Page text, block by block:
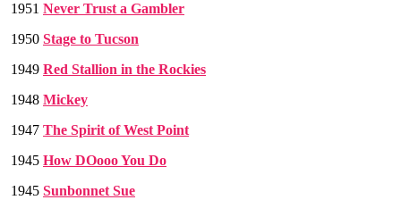
1951 Never Trust a Gambler
1950 Stage to Tucson
1949 Red Stallion in the Rockies
1948 Mickey
1947 The Spirit of West Point
1945 How DOooo You Do
1945 Sunbonnet Sue